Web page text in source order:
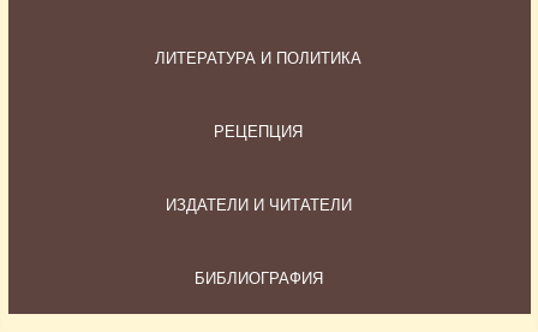
ЛИТЕРАТУРА И ПОЛИТИКА
РЕЦЕПЦИЯ
ИЗДАТЕЛИ И ЧИТАТЕЛИ
БИБЛИОГРАФИЯ